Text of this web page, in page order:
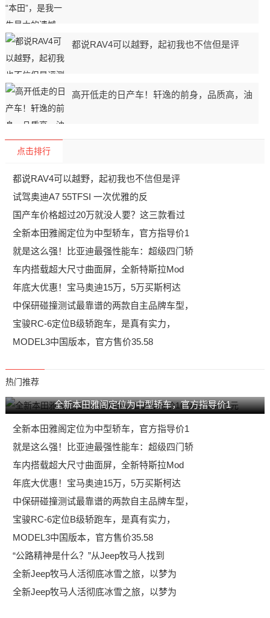
都说RAV4可以越野，起初我也不信但是评
高开低走的日产车！轩逸的前身，品质高，油
点击排行
都说RAV4可以越野，起初我也不信但是评
试驾奥迪A7 55TFSI 一次优雅的反
国产车价格超过20万就没人要？这三款看过
全新本田雅阁定位为中型轿车，官方指导价1
就是这么强！比亚迪最强性能车：超级四门轿
车内搭载超大尺寸曲面屏，全新特斯拉Mod
年底大优惠！宝马奥迪15万，5万买斯柯达
中保研碰撞测试最靠谱的两款自主品牌车型，
宝骏RC-6定位B级轿跑车，是真有实力，
MODEL3中国版本，官方售价35.58
热门推荐
全新本田雅阁定位为中型轿车，官方指导价1
全新本田雅阁定位为中型轿车，官方指导价1
就是这么强！比亚迪最强性能车：超级四门轿
车内搭载超大尺寸曲面屏，全新特斯拉Mod
年底大优惠！宝马奥迪15万，5万买斯柯达
中保研碰撞测试最靠谱的两款自主品牌车型，
宝骏RC-6定位B级轿跑车，是真有实力，
MODEL3中国版本，官方售价35.58
“公路精神是什么？”从Jeep牧马人找到
全新Jeep牧马人活彻底冰雪之旅，以梦为
全新Jeep牧马人活彻底冰雪之旅，以梦为